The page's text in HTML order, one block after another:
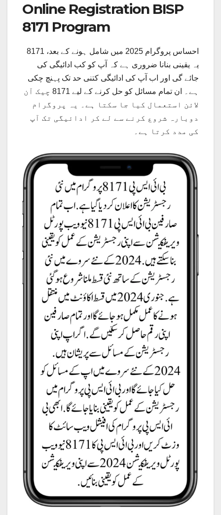
Online Registration BISP
8171 Program
8171 احساس پروگرام 2025 میں شامل ہونے کے بعد،
یہ یقینی بنانا ضروری ہے کہ آپ کو کب ادائیگی کی
جائے گی اور اب آپ کی ادائیگی کتنی حد تک پہنچ چکی
ہے۔ ان تمام مسائل کو حل کرنے کے لیے 8171 چیک آن
لائن استعمال کیا جا سکتا ہے۔ یہ پروگرام
دوبارہ شروع کرنے سے لے کر ادائیگی تک آپ
کی مدد کرتا ہے۔